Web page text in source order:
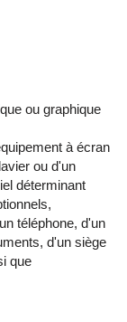
ou graphique
à écran
ou d'un
déterminant
téléphone, d'un
d'un siège
que